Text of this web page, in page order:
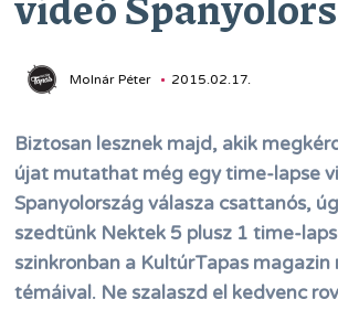
Molnár Péter 2015.02.17.
Biztosan lesznek majd, akik
újat mutathat még egy time-lapse
Spanyolország válasza csattanós,
szedtünk Nektek 5 plusz 1 time-
szinkronban a KultúrTapas magazin
témáival. Ne szalaszd el kedvenc